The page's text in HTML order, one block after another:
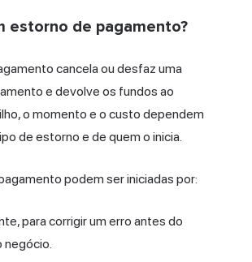
estorno de pagamento?
cancela ou desfaz uma
e devolve os fundos ao
o momento e o custo dependem
de estorno e de quem o inicia.
podem ser iniciadas por:
para corrigir um erro antes do